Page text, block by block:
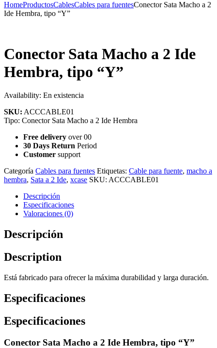
HomeProductosCablesCables para fuentesConector Sata Macho a 2
Ide Hembra, tipo “Y”
Conector Sata Macho a 2 Ide
Hembra, tipo “Y”
Availability: En existencia
SKU: ACCCABLE01
Tipo: Conector Sata Macho a 2 Ide Hembra
Free delivery over 00
30 Days Return Period
Customer support
Categoría Cables para fuentes Etiquetas: Cable para fuente, macho a
hembra, Sata a 2 Ide, xcase SKU: ACCCABLE01
Descripción
Especificaciones
Valoraciones (0)
Descripción
Description
Está fabricado para ofrecer la máxima durabilidad y larga duración.
Especificaciones
Especificaciones
Conector Sata Macho a 2 Ide Hembra, tipo “Y”